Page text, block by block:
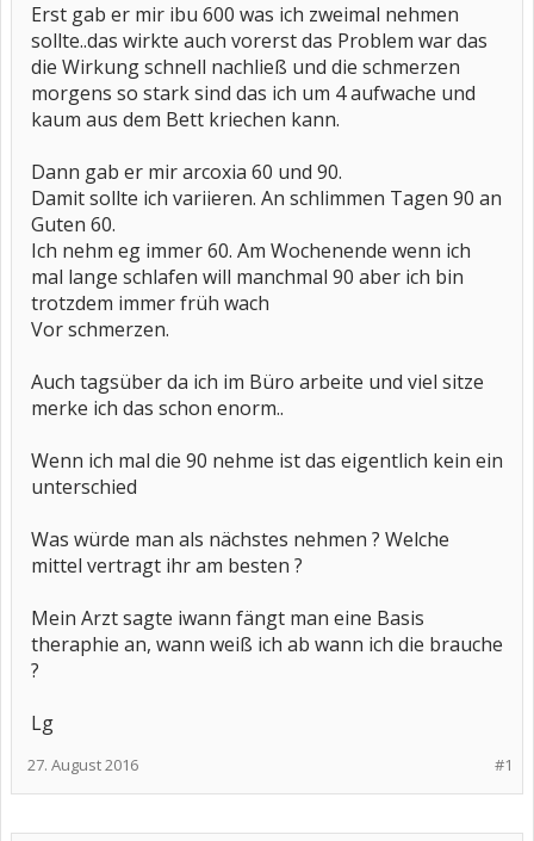
Erst gab er mir ibu 600 was ich zweimal nehmen
sollte..das wirkte auch vorerst das Problem war das
die Wirkung schnell nachließ und die schmerzen
morgens so stark sind das ich um 4 aufwache und
kaum aus dem Bett kriechen kann.
Dann gab er mir arcoxia 60 und 90.
Damit sollte ich variieren. An schlimmen Tagen 90 an
Guten 60.
Ich nehm eg immer 60. Am Wochenende wenn ich
mal lange schlafen will manchmal 90 aber ich bin
trotzdem immer früh wach
Vor schmerzen.
Auch tagsüber da ich im Büro arbeite und viel sitze
merke ich das schon enorm..
Wenn ich mal die 90 nehme ist das eigentlich kein ein
unterschied
Was würde man als nächstes nehmen ? Welche
mittel vertragt ihr am besten ?
Mein Arzt sagte iwann fängt man eine Basis
theraphie an, wann weiß ich ab wann ich die brauche
?
Lg
#1
27. August 2016